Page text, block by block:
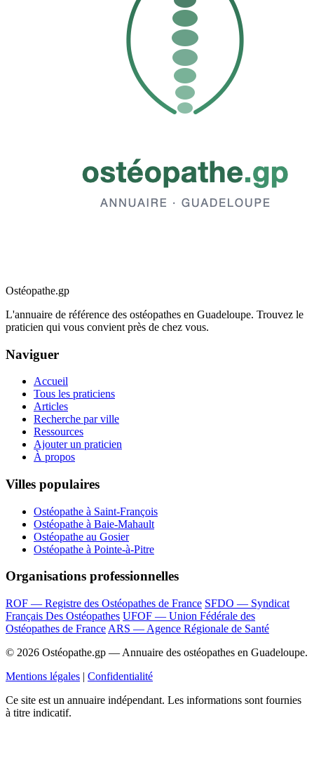
Ostéopathe.gp
L'annuaire de référence des ostéopathes en Guadeloupe. Trouvez le
praticien qui vous convient près de chez vous.
Naviguer
Accueil
Tous les praticiens
Articles
Recherche par ville
Ressources
Ajouter un praticien
À propos
Villes populaires
Ostéopathe à Saint-François
Ostéopathe à Baie-Mahault
Ostéopathe au Gosier
Ostéopathe à Pointe-à-Pitre
Organisations professionnelles
ROF — Registre des Ostéopathes de France SFDO — Syndicat
Français Des Ostéopathes UFOF — Union Fédérale des
Ostéopathes de France ARS — Agence Régionale de Santé
© 2026 Ostéopathe.gp — Annuaire des ostéopathes en Guadeloupe.
Mentions légales | Confidentialité
Ce site est un annuaire indépendant. Les informations sont fournies
à titre indicatif.